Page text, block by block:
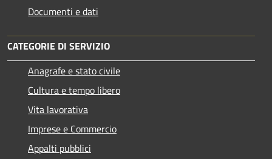
Documenti e dati
CATEGORIE DI SERVIZIO
Anagrafe e stato civile
Cultura e tempo libero
Vita lavorativa
Imprese e Commercio
Appalti pubblici